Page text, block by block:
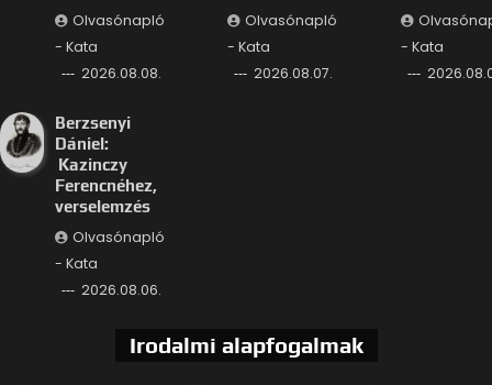
Olvasónapló
- Kata
2026.08.08.
Olvasónapló
- Kata
2026.08.07.
- Kata
Berzsenyi
Dániel:
Kazinczy
Ferencnéhez,
verselemzés
Olvasónapló
- Kata
2026.08.06.
Irodalmi alapfogalmak